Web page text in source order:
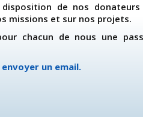
de nos
missions et sur nos projets.
chacun de nous une
envoyer un email.